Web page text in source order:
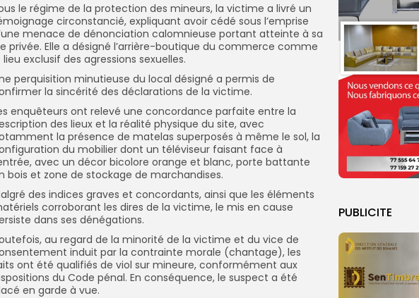
PUBLICITE
le régime de la protection des mineurs, la victime a livré un
circonstancié, expliquant avoir cédé sous l’emprise
menace de dénonciation calomnieuse portant atteinte à sa
privée. Elle a désigné l’arrière-boutique du commerce comme
lieu exclusif des agressions sexuelles.
perquisition minutieuse du local désigné a permis de
la sincérité des déclarations de la victime.
enquêteurs ont relevé une concordance parfaite entre la
des lieux et la réalité physique du site, avec
la présence de matelas superposés à même le sol, la
du mobilier dont un téléviseur faisant face à
avec un décor bicolore orange et blanc, porte battante
bois et zone de stockage de marchandises.
des indices graves et concordants, ainsi que les éléments
corroborant les dires de la victime, le mis en cause
dans ses dénégations.
au regard de la minorité de la victime et du vice de
induit par la contrainte morale (chantage), les
ont été qualifiés de viol sur mineure, conformément aux
du Code pénal. En conséquence, le suspect a été
en garde à vue.